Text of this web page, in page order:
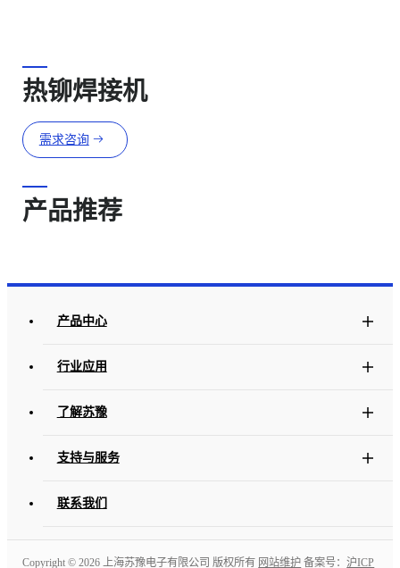
热铆焊接机
需求咨询
产品推荐
产品中心
行业应用
了解苏豫
支持与服务
联系我们
Copyright ©2026 上海苏豫电子有限公司 版权所有 网站维护 备案号：沪ICP